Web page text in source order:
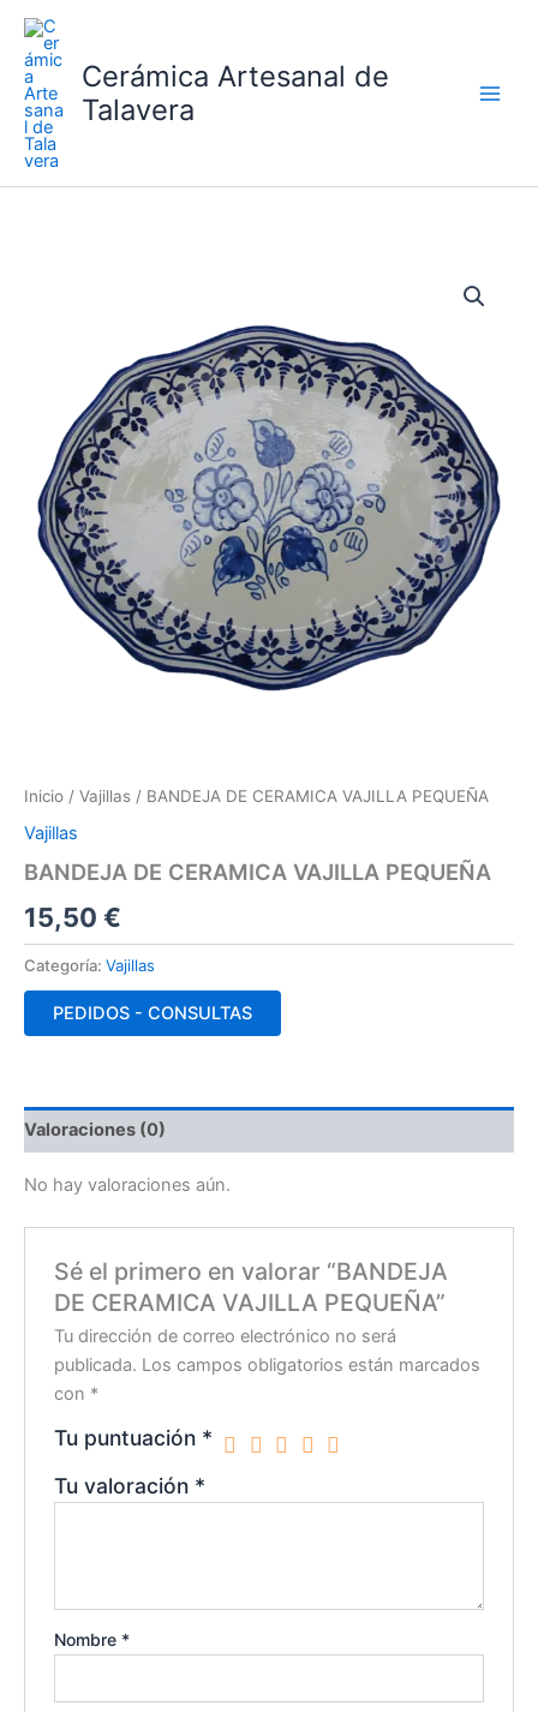
contenido Cerámica Artesanal de
Talavera
Inicio / Vajillas / BANDEJA DE CERAMICA VAJILLA PEQUEÑA
Vajillas
BANDEJA DE CERAMICA VAJILLA PEQUEÑA
15,50 €
Categoría: Vajillas
PEDIDOS - CONSULTAS
Valoraciones (0)
No hay valoraciones aún.
Sé el primero en valorar “BANDEJA
DE CERAMICA VAJILLA PEQUEÑA”
Tu dirección de correo electrónico no será
publicada. Los campos obligatorios están marcados
con *
Tu puntuación *
Tu valoración *
Nombre *